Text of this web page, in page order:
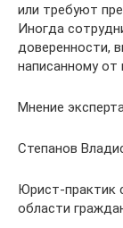
или требуют
Иногда
доверенности,
написанному от
Мнение
Степанов
Юрист-практик
области